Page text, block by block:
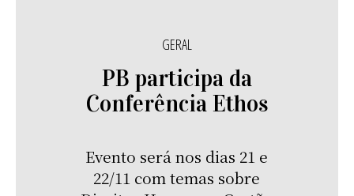
GERAL
PB participa da
Conferência Ethos
Evento será nos dias 21 e
22/11 com temas sobre